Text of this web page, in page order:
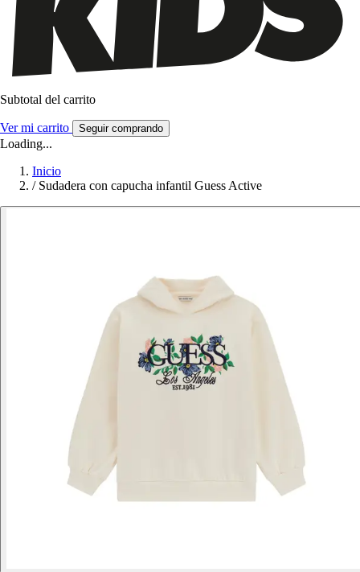
Subtotal del carrito
Ver mi carrito Seguir comprando
Loading...
Inicio
/ Sudadera con capucha infantil Guess Active